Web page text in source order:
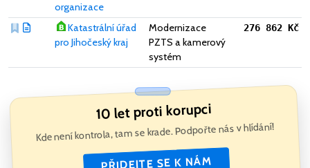
organizace
Katastrální úřad
pro Jihočeský kraj
Modernizace
PZTS a kamerový
systém
276 862 Kč
10 let proti korupci
Kde není kontrola, tam se krade. Podpořte nás v hlídání!
PŘIDEJTE SE K NÁM